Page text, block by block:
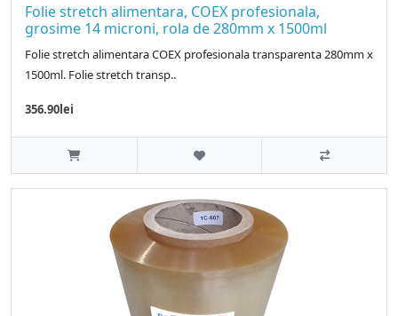
Folie stretch alimentara, COEX profesionala,
grosime 14 microni, rola de 280mm x 1500ml
Folie stretch alimentara COEX profesionala transparenta 280mm x
1500ml. Folie stretch transp..
356.90lei